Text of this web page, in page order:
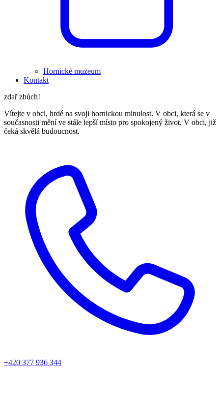
Hornické muzeum
Kontakt
zdař zbůch!
Vítejte v obci, hrdé na svoji hornickou minulost. V obci, která se v
současnosti mění ve stále lepší místo pro spokojený život. V obci, již
čeká skvělá budoucnost.
+420 377 936 344